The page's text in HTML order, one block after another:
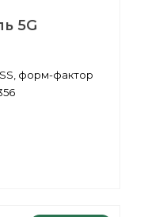
5G
форм-фактор